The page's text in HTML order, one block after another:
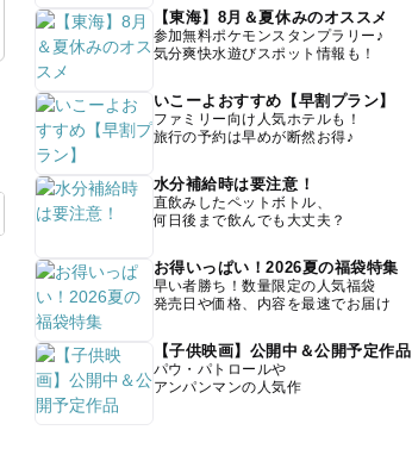
【東海】8月＆夏休みのオススメ
参加無料ポケモンスタンプラリー♪
気分爽快水遊びスポット情報も！
いこーよおすすめ【早割プラン】
ファミリー向け人気ホテルも！
旅行の予約は早めが断然お得♪
水分補給時は要注意！
直飲みしたペットボトル、
何日後まで飲んでも大丈夫？
お得いっぱい！2026夏の福袋特集
早い者勝ち！数量限定の人気福袋
発売日や価格、内容を最速でお届け
【子供映画】公開中＆公開予定作品
パウ・パトロールや
アンパンマンの人気作